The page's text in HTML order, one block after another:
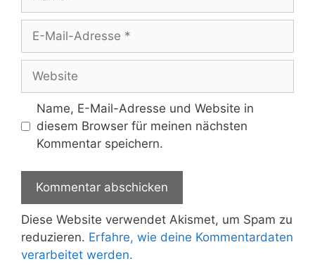
Adresse
Website
Name, E-Mail-Adresse und Website in
diesem Browser für meinen nächsten
Kommentar speichern.
Diese Website verwendet Akismet, um Spam zu
reduzieren. Erfahre, wie deine Kommentardaten
verarbeitet werden.